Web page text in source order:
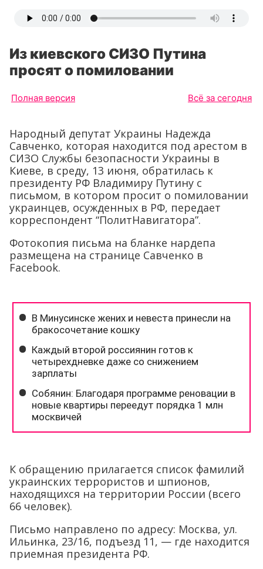
Из киевского СИЗО Путина
просят о помиловании
Полная версия Всё за сегодня
Народный депутат Украины Надежда
Савченко, которая находится под арестом в
СИЗО Службы безопасности Украины в
Киеве, в среду, 13 июня, обратилась к
президенту РФ Владимиру Путину с
письмом, в котором просит о помиловании
украинцев, осужденных в РФ, передает
корреспондент “ПолитНавигатора”.
Фотокопия письма на бланке нардепа
размещена на странице Савченко в
Facebook.
К обращению прилагается список фамилий
украинских террористов и шпионов,
находящихся на территории России (всего
66 человек).
Письмо направлено по адресу: Москва, ул.
Ильинка, 23/16, подъезд 11, — где находится
приемная президента РФ.